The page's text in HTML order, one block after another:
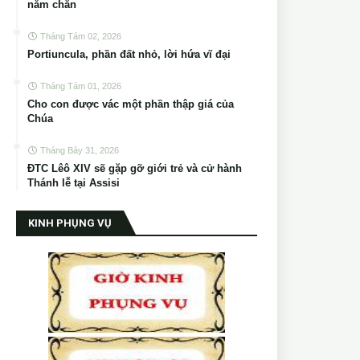
năm chẵn
Tháng Tám 02, 2026
Portiuncula, phần đất nhỏ, lời hứa vĩ đại
Tháng Tám 01, 2026
Cho con được vác một phần thập giá của
Chúa
Tháng Bảy 31, 2026
ĐTC Lêô XIV sẽ gặp gỡ giới trẻ và cử hành
Thánh lễ tại Assisi
KINH PHỤNG VỤ